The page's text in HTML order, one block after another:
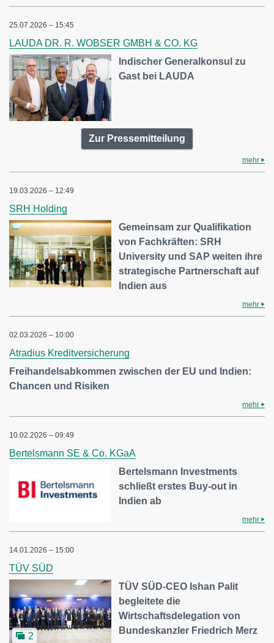
25.07.2026 – 15:45
LAUDA DR. R. WOBSER GMBH & CO. KG
Indischer Generalkonsul zu
Gast bei LAUDA
Zur Pressemitteilung
mehr
19.03.2026 – 12:49
SRH Holding
Gemeinsam zur Qualifikation
von Fachkräften: SRH
University und SAP weiten ihre
strategische Partnerschaft auf
Indien aus
mehr
02.03.2026 – 10:00
Atradius Kreditversicherung
Freihandelsabkommen zwischen der EU und Indien:
Chancen und Risiken
mehr
10.02.2026 – 09:49
Bertelsmann SE & Co. KGaA
Bertelsmann Investments
schließt erstes Buy-out in
Indien ab
mehr
14.01.2026 – 15:00
TÜV SÜD
2
TÜV SÜD-CEO Ishan Palit
begleitete die
Wirtschaftsdelegation von
Bundeskanzler Friedrich Merz